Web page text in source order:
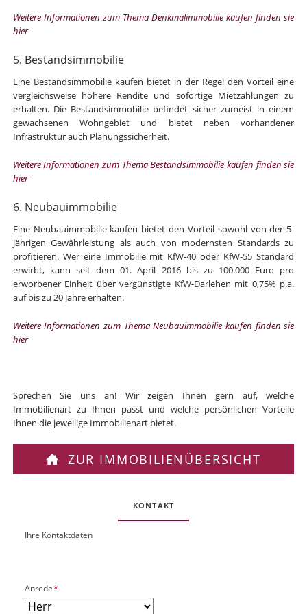
Weitere Informationen zum Thema Denkmalimmobilie kaufen finden sie
hier
5. Bestandsimmobilie
Eine Bestandsimmobilie kaufen bietet in der Regel den Vorteil eine
vergleichsweise höhere Rendite und sofortige Mietzahlungen zu
erhalten. Die Bestandsimmobilie befindet sicher zumeist in einem
gewachsenen Wohngebiet und bietet neben vorhandener
Infrastruktur auch Planungssicherheit.
Weitere Informationen zum Thema Bestandsimmobilie kaufen finden sie
hier
6. Neubauimmobilie
Eine Neubauimmobilie kaufen bietet den Vorteil sowohl von der 5-
jährigen Gewährleistung als auch von modernsten Standards zu
profitieren. Wer eine Immobilie mit KfW-40 oder KfW-55 Standard
erwirbt, kann seit dem 01. April 2016 bis zu 100.000 Euro pro
erworbener Einheit über vergünstigte KfW-Darlehen mit 0,75% p.a.
auf bis zu 20 Jahre erhalten.
Weitere Informationen zum Thema Neubauimmobilie kaufen finden sie
hier
Sprechen Sie uns an! Wir zeigen Ihnen gern auf, welche
Immobilienart zu Ihnen passt und welche persönlichen Vorteile
Ihnen die jeweilige Immobilienart bietet.
ZUR IMMOBILIENÜBERSICHT
KONTAKT
O
k
UIhre Kontaktdaten
P
f
Anrede*